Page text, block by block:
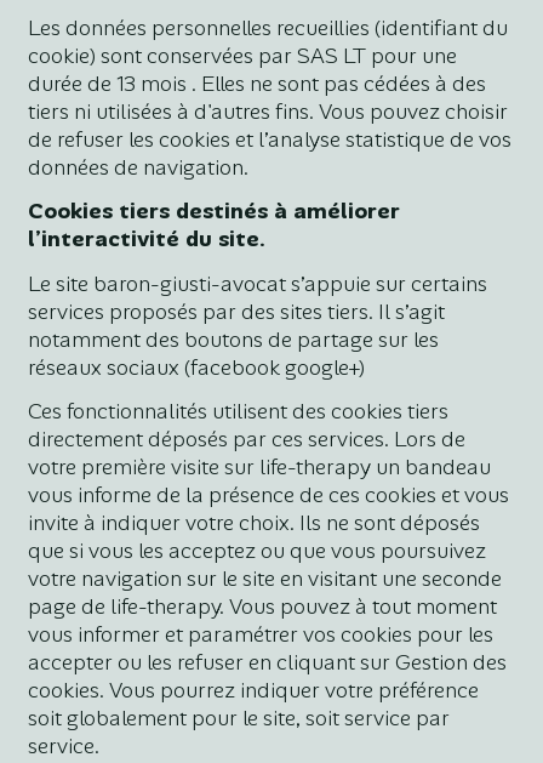
Les données personnelles recueillies (identifiant du
cookie) sont conservées par SAS LT pour une
durée de 13 mois . Elles ne sont pas cédées à des
tiers ni utilisées à d'autres fins. Vous pouvez choisir
de refuser les cookies et l’analyse statistique de vos
données de navigation.
Cookies tiers destinés à améliorer
l’interactivité du site.
Le site baron-giusti-avocat s’appuie sur certains
services proposés par des sites tiers. Il s’agit
notamment des boutons de partage sur les
réseaux sociaux (facebook google+)
Ces fonctionnalités utilisent des cookies tiers
directement déposés par ces services. Lors de
votre première visite sur life-therapy un bandeau
vous informe de la présence de ces cookies et vous
invite à indiquer votre choix. Ils ne sont déposés
que si vous les acceptez ou que vous poursuivez
votre navigation sur le site en visitant une seconde
page de life-therapy. Vous pouvez à tout moment
vous informer et paramétrer vos cookies pour les
accepter ou les refuser en cliquant sur Gestion des
cookies. Vous pourrez indiquer votre préférence
soit globalement pour le site, soit service par
service.